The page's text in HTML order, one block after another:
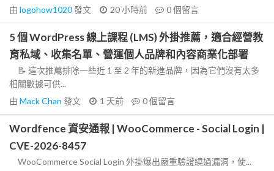
由 logohow1020發文 20 小時前 0個留言
5 個 WordPress 線上課程 (LMS) 外掛推薦，適合經營教
育私域、收集名單、營運個人品牌和內容商業化部署
📝 這次推薦排除一些近 1 至 2 年的新進品牌，因為它們沒有太多
相關數據可供...
由 Mack Chan 發文 1 天前 0個留言
Wordfence 資安通報 | WooCommerce - Social Login |
CVE-2026-8457
WooCommerce Social Login 外掛爆出嚴重驗證繞過漏洞，使...